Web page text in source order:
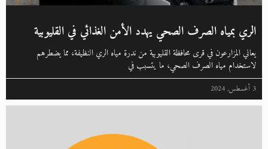
الري بمياه الصرف الصحي يهدد الأمن الغذائي في القليوبية
يعاني المزارعون في قرى محافظة القليوبية من ندرة مياه الري النظيفة، مما يضطرهم
لاستخدام مياه الصرف الصحي، ما يتسبب في
3 أغسطس, 2024